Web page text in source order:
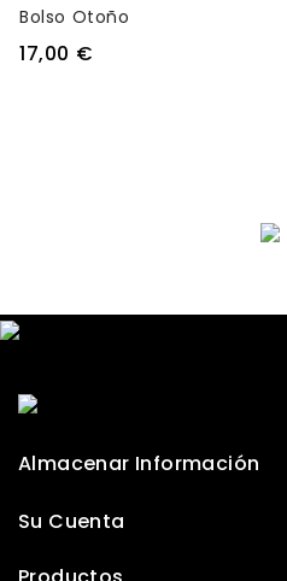
Bolso Otoño
17,00 €
Almacenar Información
Su Cuenta